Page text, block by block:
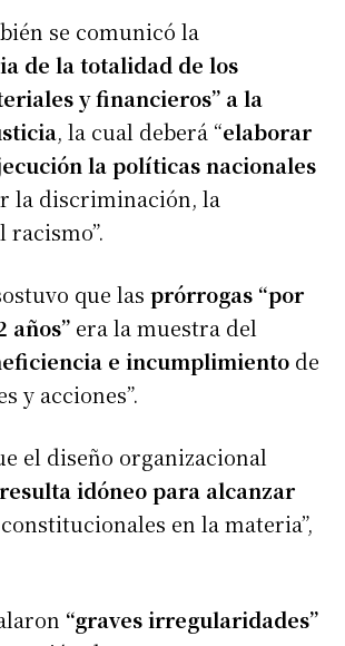
se comunicó la
de la totalidad de los
y financieros” a la
, la cual deberá “elaborar
la políticas nacionales
la discriminación, la
racismo”.
que las prórrogas “por
años” era la muestra del
e incumplimiento de
y acciones”.
el diseño organizacional
idóneo para alcanzar
constitucionales en la materia”,
“graves irregularidades”